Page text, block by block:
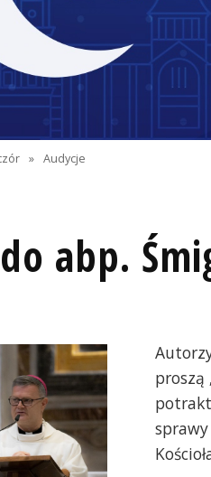
» Audycje
abp.
proszą